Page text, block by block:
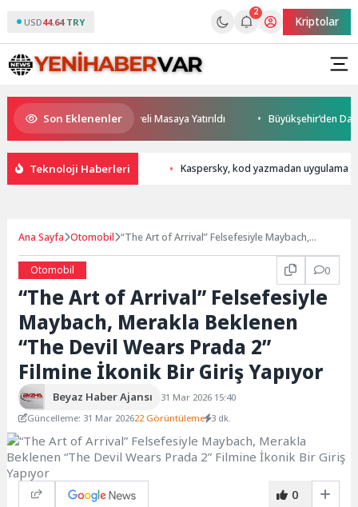
USD44.64 TRY
2
Kriptolar
Son Eklenenler
ve Yatırım Potansiyeli Masaya Yatırıldı Büyükşehir’den
Teknoloji Haberleri Kaspersky, kod yazmadan uygulama
Ana Sayfa Otomobil “The Art of Arrival” Felsefesiyle Maybach,
Otomobil 0
“The Art of Arrival” Felsefesiyle
Maybach, Merakla Beklenen
“The Devil Wears Prada 2”
Filmine İkonik Bir Giriş Yapıyor
Beyaz Haber Ajansı
31 Mar 2026 15:40
Güncelleme: 31 Mar 202622 Görüntüleme 3 dk.
0